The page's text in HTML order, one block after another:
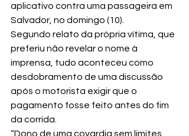
aplicativo contra uma passageira em
Salvador, no domingo (10).
Segundo relato da própria vítima, que
preferiu não revelar o nome à
imprensa, tudo aconteceu como
desdobramento de uma discussão
após o motorista exigir que o
pagamento fosse feito antes do fim
da corrida.
“Dono de uma covardia sem limites,